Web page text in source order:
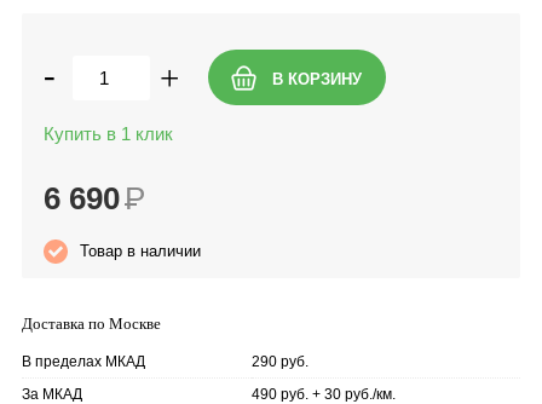
- +
Купить в 1 клик
6 690Р
Товар в наличии
Доставка по Москве
В пределах МКАД
290 руб.
За МКАД
490 руб. + 30 руб./км.